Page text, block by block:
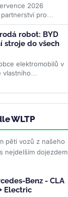
2026
pro
zahrnuje
i ojetiny... >>
robot: BYD
stroje do všech
elektromobilů v
vlastního
>>
WLTP
pěti vozů z našeho
nejdelším dojezdem
Benz - CLA
Electric